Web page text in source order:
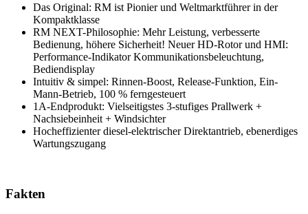
Das Original: RM ist Pionier und Weltmarktführer in der
Kompaktklasse
RM NEXT-Philosophie: Mehr Leistung, verbesserte
Bedienung, höhere Sicherheit! Neuer HD-Rotor und HMI:
Performance-Indikator Kommunikationsbeleuchtung,
Bediendisplay
Intuitiv & simpel: Rinnen-Boost, Release-Funktion, Ein-
Mann-Betrieb, 100 % ferngesteuert
1A-Endprodukt: Vielseitigstes 3-stufiges Prallwerk +
Nachsiebeinheit + Windsichter
Hocheffizienter diesel-elektrischer Direktantrieb, ebenerdiges
Wartungszugang
Fakten